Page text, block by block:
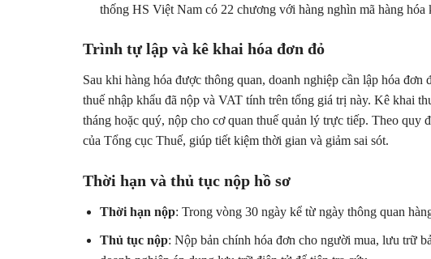
thống HS Việt Nam có 22 chương với hàng nghìn mã hàng hóa
Trình tự lập và kê khai hóa đơn đỏ
Sau khi hàng hóa được thông quan, doanh nghiệp cần lập hóa
thuế nhập khẩu đã nộp và VAT tính trên tổng giá trị này. Kê khai
tháng hoặc quý, nộp cho cơ quan thuế quản lý trực tiếp. Theo
của Tổng cục Thuế, giúp tiết kiệm thời gian và giảm sai sót.
Thời hạn và thủ tục nộp hồ sơ
Thời hạn nộp: Trong vòng 30 ngày kể từ ngày thông quan
Thủ tục nộp: Nộp bản chính hóa đơn cho người mua, lưu trữ